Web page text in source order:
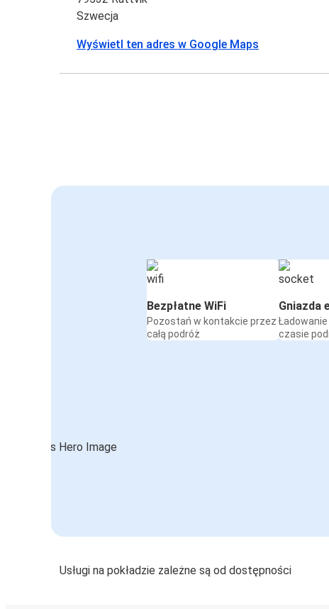
Szwecja
Wyświetl ten adres w Google Maps
Bezpłatne WiFi
Pozostań w kontakcie przez
całą podróż
Gniazda
czasie
Usługi na pokładzie zależne są od dostępności